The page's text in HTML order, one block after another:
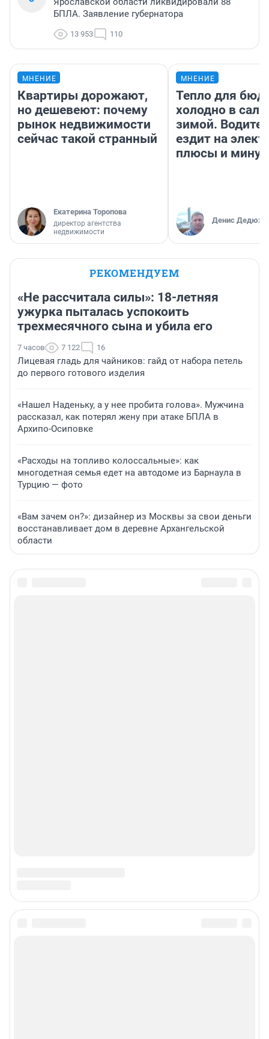
БПЛА. Заявление губернатора
13 953 110
МНЕНИЕ
Квартиры дорожают,
но дешевеют: почему
рынок недвижимости
сейчас такой странный
Екатерина Торопова
директор агентства
недвижимости
МНЕНИЕ
Тепло для
холодно в
зимой.
ездит на
плюсы и
Денис
РЕКОМЕНДУЕМ
«Не рассчитала силы»: 18-летняя
ужурка пыталась успокоить
трехмесячного сына и убила его
7 часов 7 122 16
Лицевая гладь для чайников: гайд от набора петель
до первого готового изделия
«Нашел Наденьку, а у нее пробита голова». Мужчина
рассказал, как потерял жену при атаке БПЛА в
Архипо-Осиповке
«Расходы на топливо колоссальные»: как
многодетная семья едет на автодоме из Барнаула в
Турцию — фото
«Вам зачем он?»: дизайнер из Москвы за свои деньги
восстанавливает дом в деревне Архангельской
области